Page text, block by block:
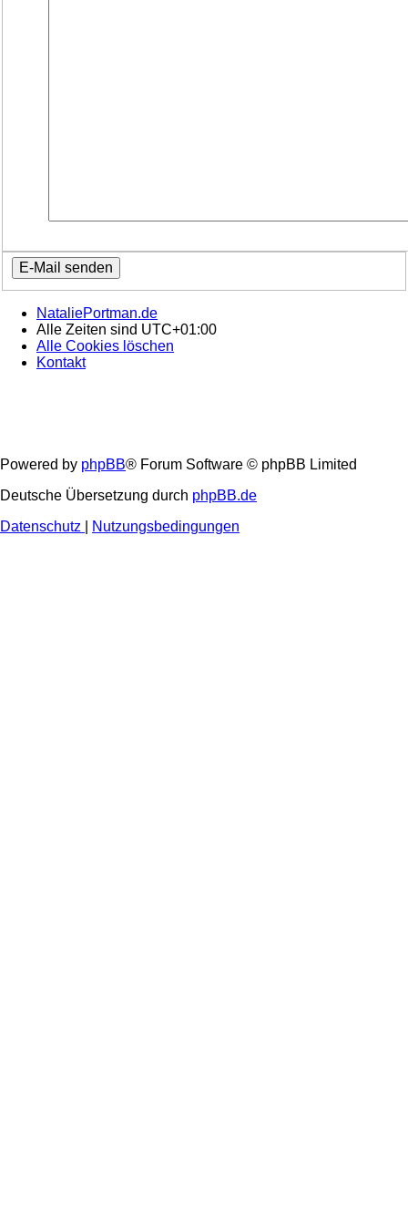
NataliePortman.de
Alle Zeiten sind UTC+01:00
Alle Cookies löschen
Kontakt
Powered by phpBB® Forum Software © phpBB Limited
Deutsche Übersetzung durch phpBB.de
Datenschutz
Nutzungsbedingungen